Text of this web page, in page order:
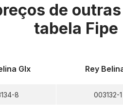
de
tabela Fipe
Glx
8
Rey
003132-1